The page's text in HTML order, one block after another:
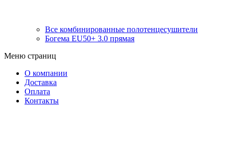
Все комбинированные полотенцесушители
Богема EU50+ 3.0 прямая
Меню страниц
О компании
Доставка
Оплата
Контакты